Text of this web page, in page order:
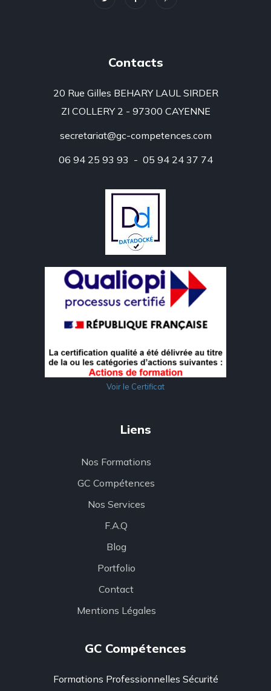
Contacts
20 Rue Gilles BEHARY LAUL SIRDER
ZI COLLERY 2 - 97300 CAYENNE
secretariat@gc-competences.com
06 94 25 93 93 - 05 94 24 37 74
Voir le Certificat
Liens
Nos Formations
GC Compétences
Nos Services
F.A.Q
Blog
Portfolio
Contact
Mentions Légales
GC Compétences
Formations Professionnelles Sécurité